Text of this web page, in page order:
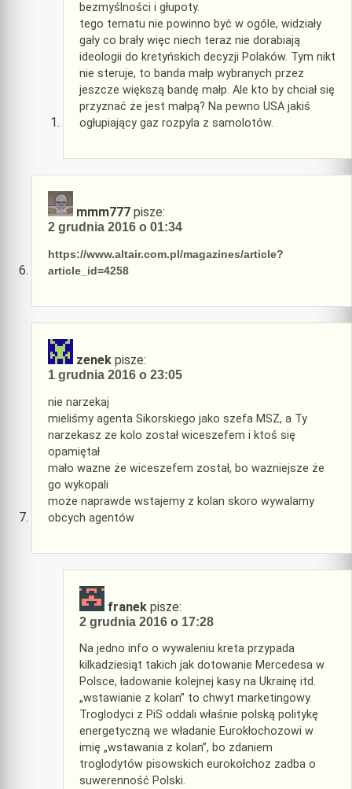
bezmyślności i głupoty.
tego tematu nie powinno być w ogóle, widziały
gały co brały więc niech teraz nie dorabiają
ideologii do kretyńskich decyzji Polaków. Tym nikt
nie steruje, to banda małp wybranych przez
jeszcze większą bandę małp. Ale kto by chciał się
przyznać że jest małpą? Na pewno USA jakiś
ogłupiający gaz rozpyla z samolotów.
mmm777 pisze:
2 grudnia 2016 o 01:34
https://www.altair.com.pl/magazines/article?
article_id=4258
zenek pisze:
1 grudnia 2016 o 23:05
nie narzekaj
mieliśmy agenta Sikorskiego jako szefa MSZ, a Ty
narzekasz ze kolo został wiceszefem i ktoś się
opamiętał
mało wazne że wiceszefem został, bo wazniejsze że
go wykopali
może naprawde wstajemy z kolan skoro wywalamy
obcych agentów
franek pisze:
2 grudnia 2016 o 17:28
Na jedno info o wywaleniu kreta przypada
kilkadziesiąt takich jak dotowanie Mercedesa w
Polsce, ładowanie kolejnej kasy na Ukrainę itd.
„wstawianie z kolan” to chwyt marketingowy.
Troglodyci z PiS oddali właśnie polską politykę
energetyczną we władanie Eurokłochozowi w
imię „wstawania z kolan”, bo zdaniem
troglodytów pisowskich eurokołchoz zadba o
suwerenność Polski.